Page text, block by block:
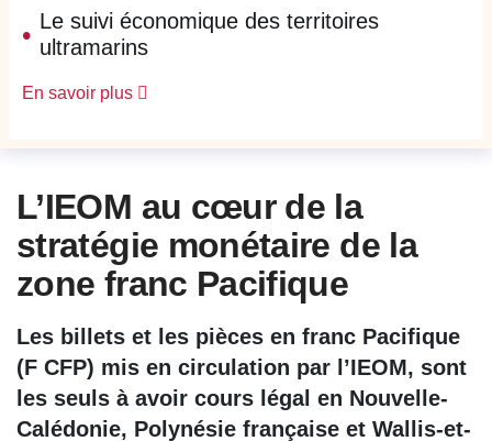
Le suivi économique des territoires
ultramarins
En savoir plus
L’IEOM au cœur de la
stratégie monétaire de la
zone franc Pacifique
Les billets et les pièces en franc Pacifique
(F CFP) mis en circulation par l’IEOM, sont
les seuls à avoir cours légal en Nouvelle-
Calédonie, Polynésie française et Wallis-et-